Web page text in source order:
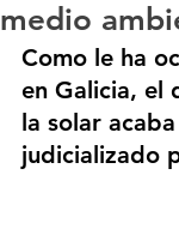
medio
Como le ha
en Galicia, el
la solar
judicializado